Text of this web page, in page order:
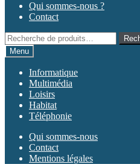
Qui sommes-nous ?
Contact
Recherche
pour :
Menu
Informatique
Multimédia
Loisirs
Habitat
Téléphonie
Qui sommes-nous
Contact
Mentions légales